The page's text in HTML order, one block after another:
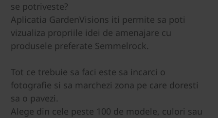
se potriveste?
Aplicatia GardenVisions iti permite sa poti
vizualiza propriile idei de amenajare cu
produsele preferate Semmelrock.
Tot ce trebuie sa faci este sa incarci o
fotografie si sa marchezi zona pe care doresti
sa o pavezi.
Alege din cele peste 100 de modele, culori sau